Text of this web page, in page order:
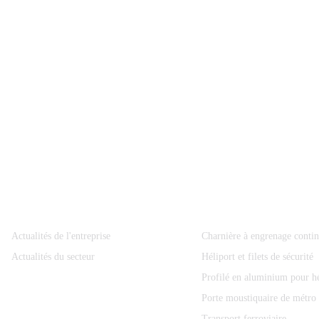
Actualités de l'entreprise
Actualités du secteur
Charnière à engrenage
Héliport et filets de sécurité
Profilé en aluminium pour
Porte moustiquaire de métro